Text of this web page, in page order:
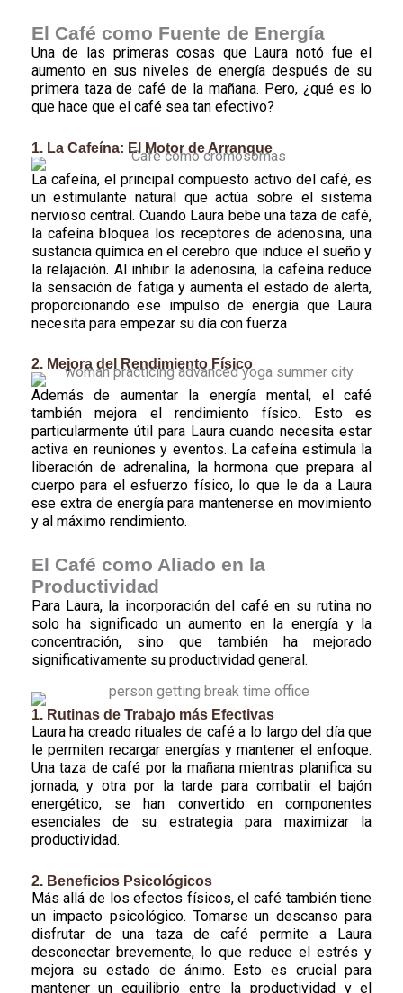
El Café como Fuente de Energía
Una de las primeras cosas que Laura notó fue el
aumento en sus niveles de energía después de su
primera taza de café de la mañana. Pero, ¿qué es lo
que hace que el café sea tan efectivo?
1. La Cafeína: El Motor de Arranque
La cafeína, el principal compuesto activo del café, es
un estimulante natural que actúa sobre el sistema
nervioso central. Cuando Laura bebe una taza de café,
la cafeína bloquea los receptores de adenosina, una
sustancia química en el cerebro que induce el sueño y
la relajación. Al inhibir la adenosina, la cafeína reduce
la sensación de fatiga y aumenta el estado de alerta,
proporcionando ese impulso de energía que Laura
necesita para empezar su día con fuerza
2. Mejora del Rendimiento Físico
Además de aumentar la energía mental, el café
también mejora el rendimiento físico. Esto es
particularmente útil para Laura cuando necesita estar
activa en reuniones y eventos. La cafeína estimula la
liberación de adrenalina, la hormona que prepara al
cuerpo para el esfuerzo físico, lo que le da a Laura
ese extra de energía para mantenerse en movimiento
y al máximo rendimiento.
El Café como Aliado en la
Productividad
Para Laura, la incorporación del café en su rutina no
solo ha significado un aumento en la energía y la
concentración, sino que también ha mejorado
significativamente su productividad general.
1. Rutinas de Trabajo más Efectivas
Laura ha creado rituales de café a lo largo del día que
le permiten recargar energías y mantener el enfoque.
Una taza de café por la mañana mientras planifica su
jornada, y otra por la tarde para combatir el bajón
energético, se han convertido en componentes
esenciales de su estrategia para maximizar la
productividad.
2. Beneficios Psicológicos
Más allá de los efectos físicos, el café también tiene
un impacto psicológico. Tomarse un descanso para
disfrutar de una taza de café permite a Laura
desconectar brevemente, lo que reduce el estrés y
mejora su estado de ánimo. Esto es crucial para
mantener un equilibrio entre la productividad y el